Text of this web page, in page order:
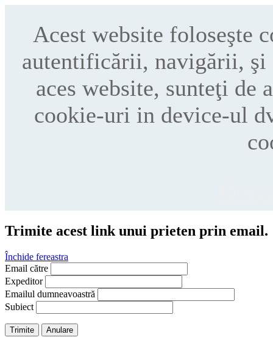
Acest website foloseşte
autentificării, navigării,
aces website, sunteţi de
cookie-uri in device-ul
Trimite acest link unui prieten prin email.
Închide fereastra
Email către
Expeditor
Emailul dumneavoastră
Subiect
Trimite Anulare